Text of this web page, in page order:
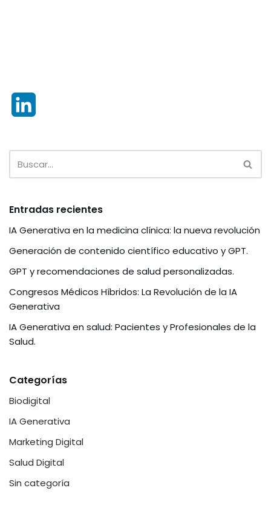
n
k
d
I
n
Entradas recientes
IA Generativa en la medicina clínica: la nueva revolución
Generación de contenido científico educativo y GPT.
GPT y recomendaciones de salud personalizadas.
Congresos Médicos Híbridos: La Revolución de la IA
Generativa
IA Generativa en salud: Pacientes y Profesionales de la
Salud.
Categorías
Biodigital
IA Generativa
Marketing Digital
Salud Digital
Sin categoría